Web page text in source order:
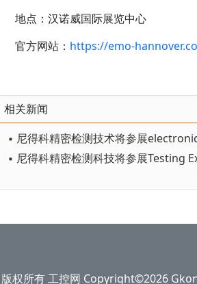
地点： 汉诺威国际展览中心
官方网站： https://emo-
相关新闻
版权所有 工控网 Copyright©2026